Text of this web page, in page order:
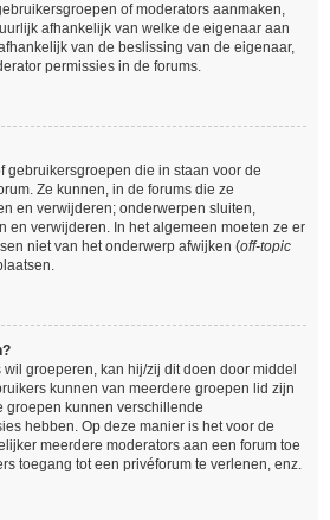
of moderators aanmaken,
afhankelijk van welke de eigenaar aan
van de beslissing van de eigenaar,
permissies in de forums.
gebruikersgroepen die in staan voor de
Ze kunnen, in de forums die ze
en verwijderen; onderwerpen sluiten,
en verwijderen. In het algemeen moeten ze er
niet van het onderwerp afwijken (off-topic
groeperen, kan hij/zij dit doen door middel
kunnen van meerdere groepen lid zijn
groepen kunnen verschillende
hebben. Op deze manier is het voor de
meerdere moderators aan een forum toe
toegang tot een privéforum te verlenen, enz.